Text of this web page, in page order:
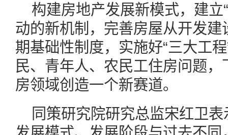
构建房地产发展新模式，建立
动的新机制，完善房屋从开发
期基础性制度，实施好“三大工
民、青年人、农民工住房问题
房领域创造一个新赛道。
同策研究院研究总监宋红卫